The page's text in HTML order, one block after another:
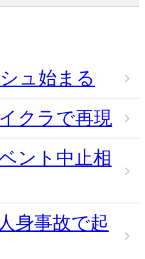
ュ始まる
クラで再現
ント中止相
身事故で起